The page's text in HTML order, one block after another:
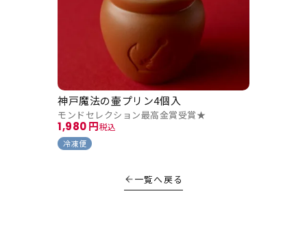
モンドセレクション最高金賞受賞★
神戸魔法の壷プリン4個入
冷凍便
1,980 税込
一覧へ戻る